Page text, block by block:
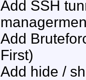
Add SSH
Add
First)
Add hide /